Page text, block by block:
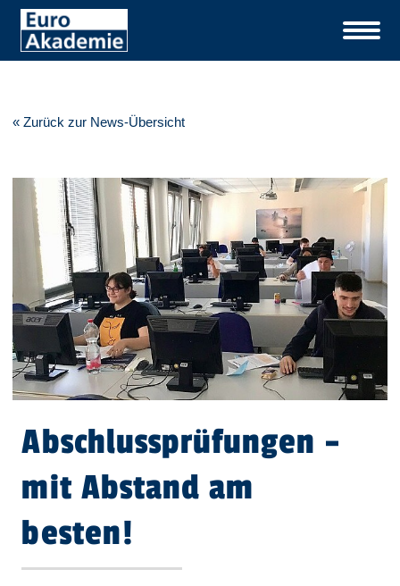
« Zurück zur News-Übersicht
Abschlussprüfungen –
mit Abstand am
besten!